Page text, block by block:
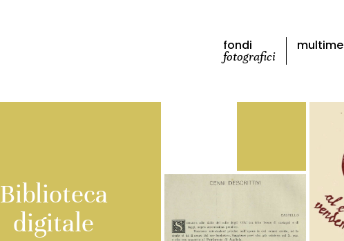
fondi
fotografici
Biblioteca
digitale